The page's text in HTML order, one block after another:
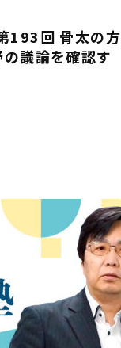
193回 骨太の方
議論を確認す